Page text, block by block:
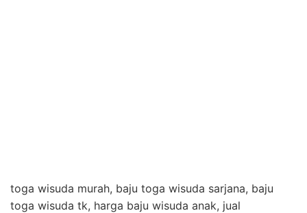
toga wisuda murah, baju toga wisuda sarjana, baju
toga wisuda tk, harga baju wisuda anak, jual